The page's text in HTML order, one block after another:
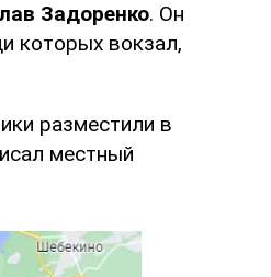
Задоренко. Он
которых вокзал,
разместили в
местный